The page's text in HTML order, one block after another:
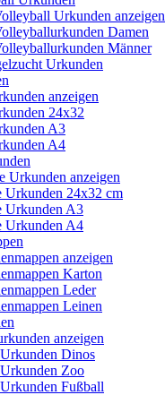
Urkunden anzeigen
Damen
Männer
Urkunden
anzeigen
24x32
A3
A4
Urkunden anzeigen
Urkunden 24x32 cm
Urkunden A3
Urkunden A4
anzeigen
Karton
Leder
Leinen
anzeigen
Dinos
Zoo
Fußball